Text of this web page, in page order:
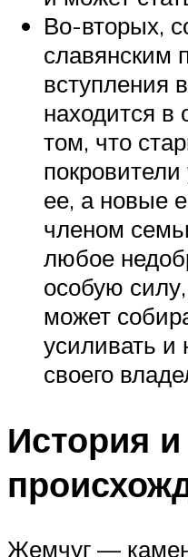
Во-вторых,
славянским
вступления
находится в
том, что
ее, а новые
членом
любое
особую
может
усиливать и
своего
История и
Жемчуг —